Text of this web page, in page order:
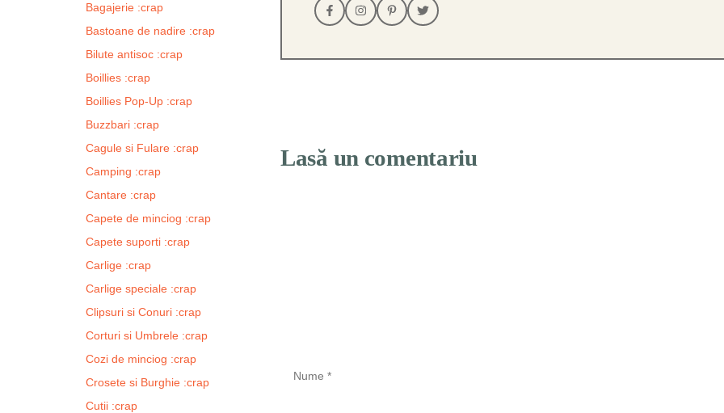
Lasă un comentariu
Bagajerie :crap
Bastoane de nadire :crap
Bilute antisoc :crap
Boillies :crap
Boillies Pop-Up :crap
Buzzbari :crap
Cagule si Fulare :crap
Camping :crap
Cantare :crap
Capete de minciog :crap
Capete suporti :crap
Carlige :crap
Carlige speciale :crap
Clipsuri si Conuri :crap
Corturi si Umbrele :crap
Cozi de minciog :crap
Crosete si Burghie :crap
Cutii :crap